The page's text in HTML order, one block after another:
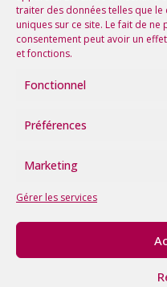
traiter des données telles que
uniques sur ce site. Le fait de
consentement peut avoir un
et fonctions.
Fonctionnel
Préférences
Marketing
Gérer les services
tous